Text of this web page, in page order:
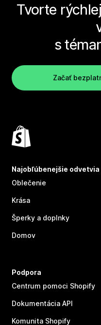
Tvorte
s
Začať
Najobľúbenejšie odvetvia
Oblečenie
Krása
Šperky a doplnky
Domov
Podpora
Centrum pomoci Shopify
Dokumentácia API
Komunita Shopify